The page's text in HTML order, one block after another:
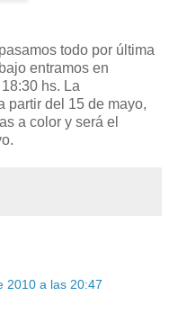
todo por última
entramos en
hs. La
partir del 15 de mayo,
a color y será el
2010 a las 20:47